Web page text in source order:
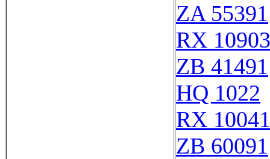
ZA 55391
RX 10903
ZB 41491
HQ 1022
RX 10041
ZB 60091